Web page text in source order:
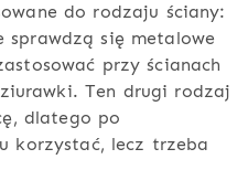
do rodzaju ściany:
się metalowe
przy ścianach
Ten drugi rodzaj
dlatego po
korzystać, lecz trzeba